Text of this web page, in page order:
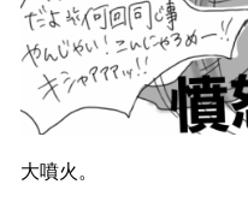
大噴火。